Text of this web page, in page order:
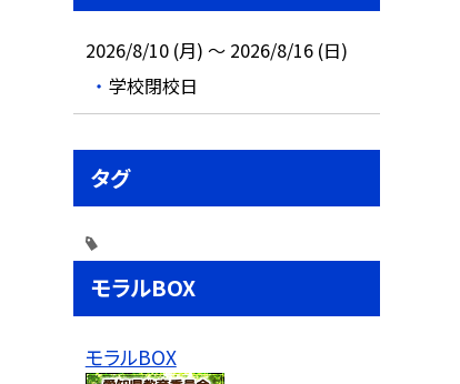
2026/8/10 (月) ～ 2026/8/16 (日)
学校閉校日
タグ
モラルBOX
モラルBOX